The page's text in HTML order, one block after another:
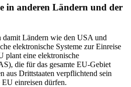
in anderen Ländern und der
damit Ländern wie den USA und
elektronische Systeme zur Einreise
plant eine elektronische
die für das gesamte EU-Gebiet
aus Drittstaaten verpflichtend sein
einreisen dürfen.